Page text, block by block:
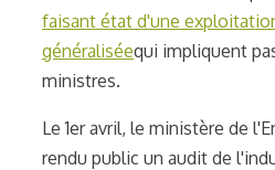
faisant état d'une
généraliséequi impliquent
ministres.
Le 1er avril, le ministère de
rendu public un audit de